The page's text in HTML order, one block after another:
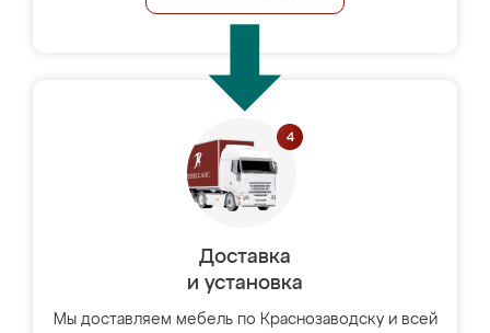
Доставка
и установка
Мы доставляем мебель по Краснозаводску и всей